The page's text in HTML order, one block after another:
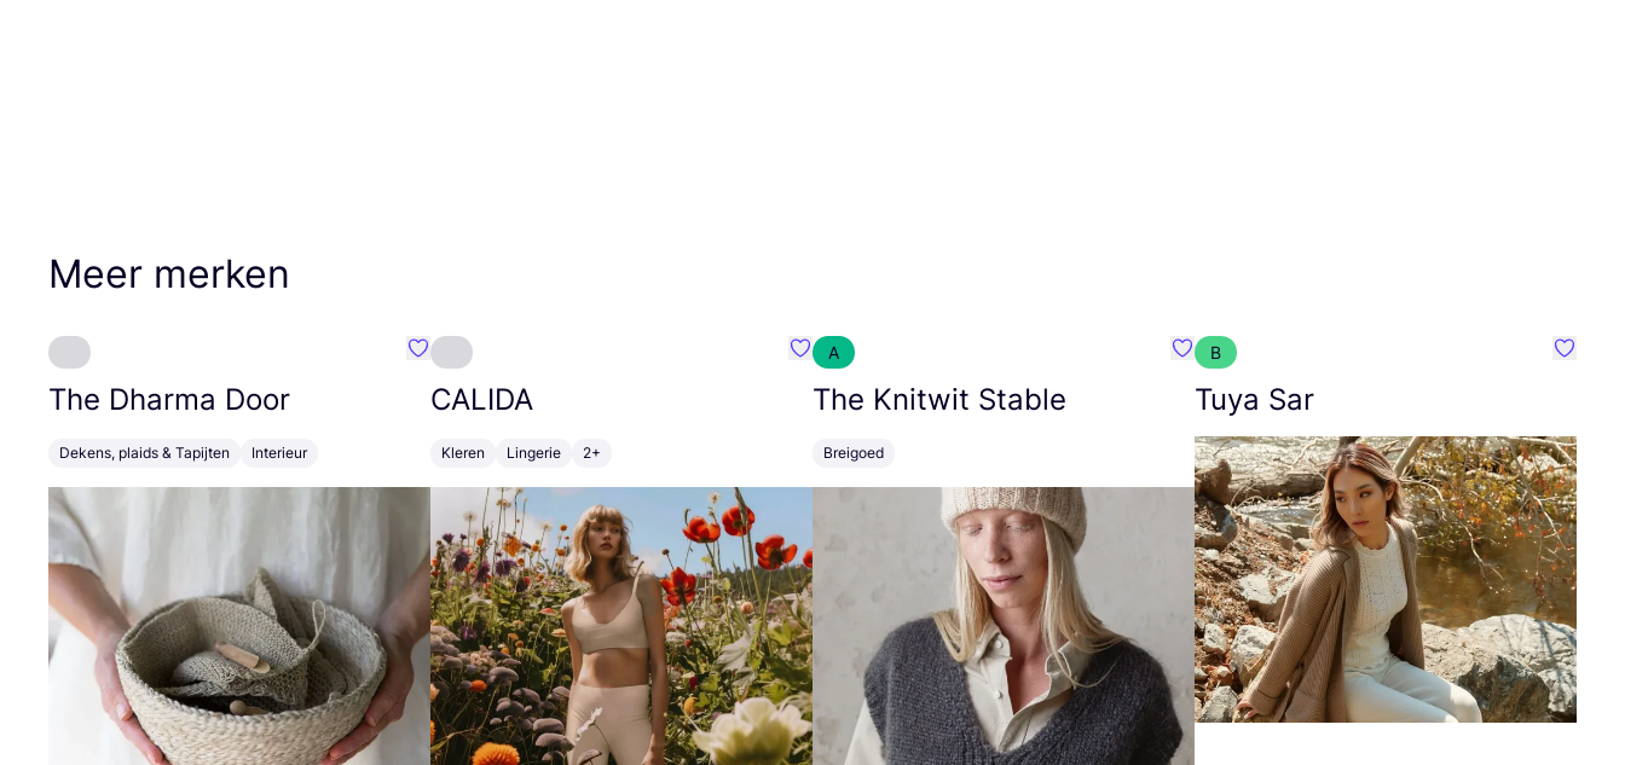
Meer merken
The Dharma Door
Dekens, plaids & Tapijten Interieur
Favoriete {naam}
CALIDA
Kleren Lingerie 2+
Favoriete {naam}
A
The Knitwit Stable
Breigoed
Favoriete {naam}
B
Tuya Sar